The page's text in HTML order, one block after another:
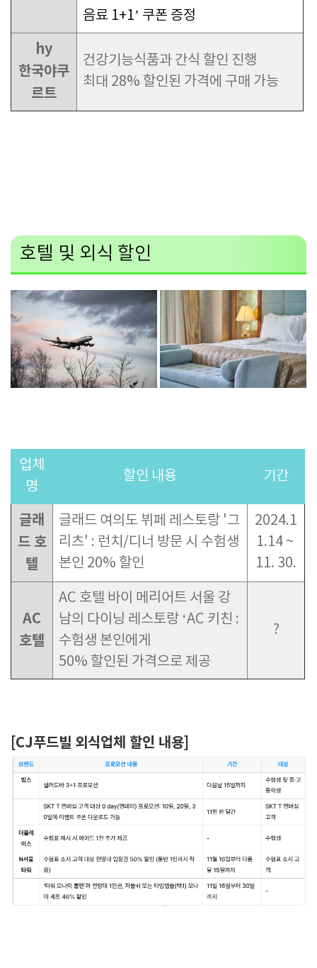
음료 1+1’ 쿠폰 증정
hy
한국야쿠
르트
건강기능식품과 간식 할인 진행
최대 28% 할인된 가격에 구매 가능
호텔 및 외식 할인
업체
명
할인 내용 기간
글래
드 호
텔
글래드 여의도 뷔페 레스토랑 '그
리츠' : 런치/디너 방문 시 수험생
본인 20% 할인
2024.1
1.14 ~
11. 30.
AC
호텔
AC 호텔 바이 메리어트 서울 강
남의 다이닝 레스토랑 ‘AC 키친 :
수험생 본인에게
50% 할인된 가격으로 제공
?
[CJ푸드빌 외식업체 할인 내용]